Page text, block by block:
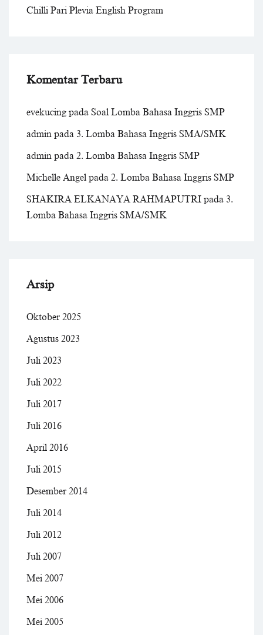
Chilli Pari Plevia English Program
Komentar Terbaru
evekucing pada Soal Lomba Bahasa Inggris SMP
admin pada 3. Lomba Bahasa Inggris SMA/SMK
admin pada 2. Lomba Bahasa Inggris SMP
Michelle Angel pada 2. Lomba Bahasa Inggris SMP
SHAKIRA ELKANAYA RAHMAPUTRI pada 3.
Lomba Bahasa Inggris SMA/SMK
Arsip
Oktober 2025
Agustus 2023
Juli 2023
Juli 2022
Juli 2017
Juli 2016
April 2016
Juli 2015
Desember 2014
Juli 2014
Juli 2012
Juli 2007
Mei 2007
Mei 2006
Mei 2005